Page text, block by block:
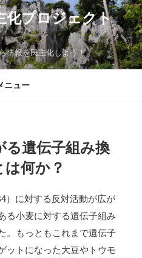
化プロジェクト
情報を民主化しよう！
ニュー
る遺伝子組み換
は何か？
に対する反対活動が広が
る小麦に対する遺伝子組み
。もっともこれまで遺伝子
ットになった大豆やトウモ